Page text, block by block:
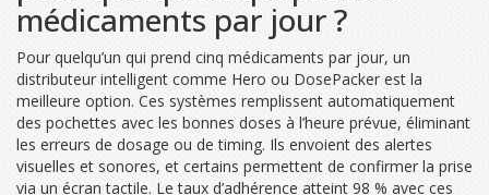
médicaments par jour ?
Pour quelqu’un qui prend cinq médicaments par jour, un
distributeur intelligent comme Hero ou DosePacker est la
meilleure option. Ces systèmes remplissent automatiquement
des pochettes avec les bonnes doses à l’heure prévue, éliminant
les erreurs de dosage ou de timing. Ils envoient des alertes
visuelles et sonores, et certains permettent de confirmer la prise
via un écran tactile. Le taux d’adhérence atteint 98 % avec ces